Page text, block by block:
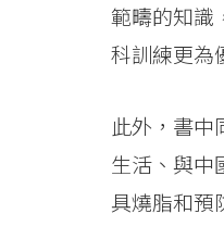
Station》
範疇的知識
科訓練更為
此外，書
生活、與中
具燒脂和預